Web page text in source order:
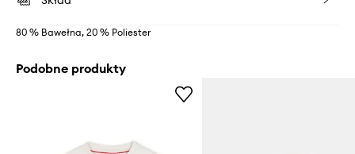
80 % Bawełna, 20 % Poliester
Podobne produkty